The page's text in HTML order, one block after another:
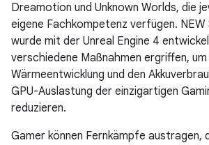
Dreamotion und Unknown Worlds, die
eigene Fachkompetenz verfügen. NEW
wurde mit der Unreal Engine 4
verschiedene Maßnahmen ergriffen, um
Wärmeentwicklung und den
GPU-Auslastung der einzigartigen
reduzieren.
Gamer können Fernkämpfe austragen,